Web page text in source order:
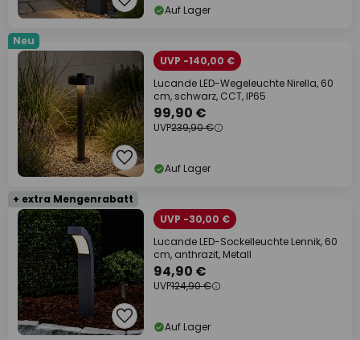
Auf Lager
Neu
UVP -140,00 €
Lucande LED-Wegeleuchte Nirella, 60
cm, schwarz, CCT, IP65
99,90 €
UVP239,90 €
Auf Lager
+ extra Mengenrabatt
UVP -30,00 €
Lucande LED-Sockelleuchte Lennik, 60
cm, anthrazit, Metall
94,90 €
UVP124,90 €
Auf Lager